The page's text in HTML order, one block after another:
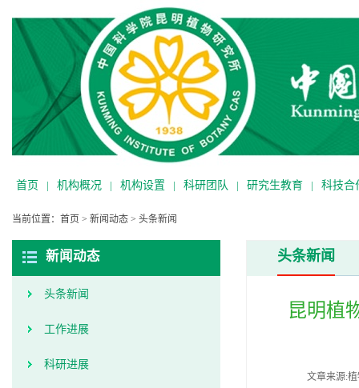
首页 | 机构概况 | 机构设置 | 科研团队 | 研究生教育 | 科技合
当前位置： 首页 > 新闻动态 > 头条新闻
新闻动态
头条新闻
工作进展
科研进展
头条新闻
昆明植
文章来源: